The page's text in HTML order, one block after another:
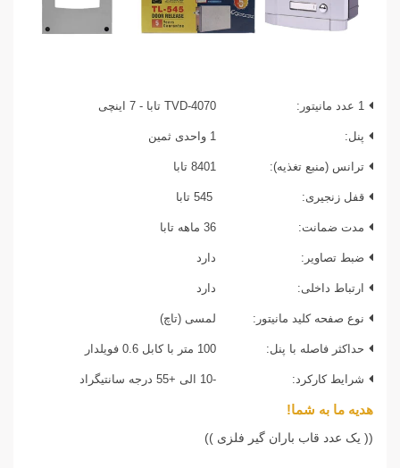
1 عدد مانیتور: TVD-4070 تابا - 7 اینچی
پنل: 1 واحدی ثمین
ترانس (منبع تغذیه): 8401 تابا
قفل زنجیری:
مدت ضمانت: 36 ماهه تابا
ضبط تصاویر: دارد
ارتباط داخلی: دارد
نوع صفحه کلید مانیتور: لمسی (تاچ)
حداکثر فاصله با پنل: 100 متر با کابل 0.6 فویلدار
شرایط کارکرد: -10 الی +55 درجه سانتیگراد
هدیه ما به شما!
(( یک عدد قاب باران گیر فلزی ))